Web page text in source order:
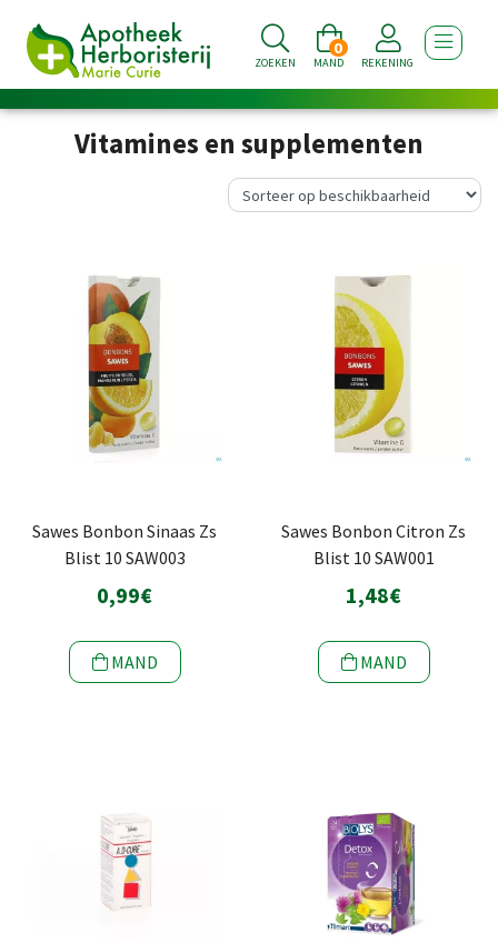
ZOEKEN MAND
0
REKENING TOON
Vitamines en supplementen
Sawes Bonbon Sinaas Zs
Blist 10 SAW003
0,99€
MAND
Sawes Bonbon Citron Zs
Blist 10 SAW001
1,48€
MAND